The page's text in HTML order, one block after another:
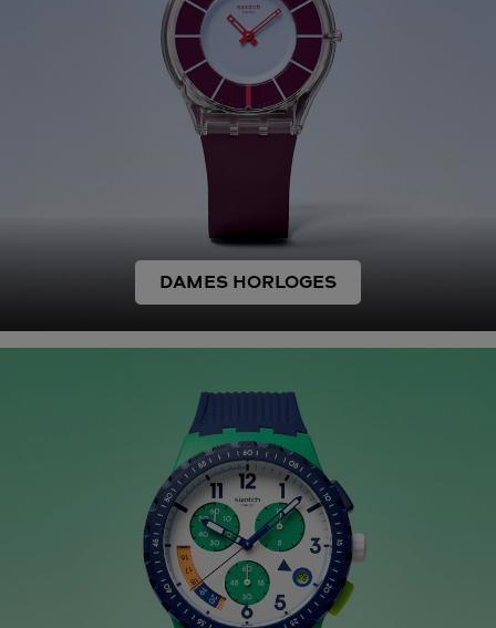
DAMES HORLOGES